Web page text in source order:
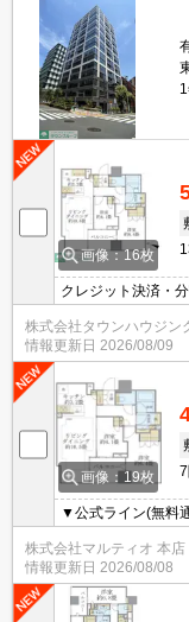
画像：16枚
クレジット決済・
件もまとめてご案
株式会社タウンハウジン
情報更新日 2026/08/09
画像：19枚
▼公式ライン(無料
業時間外も含め、
きます▼オンライ
株式会社マルティオ 本店
情報更新日 2026/08/08